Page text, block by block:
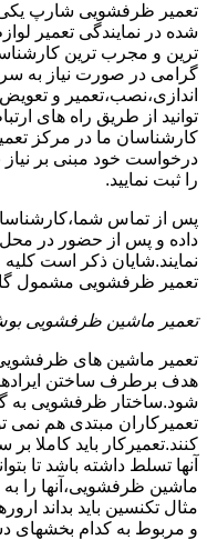
تعمیر ظرفشویی شارپ یکی
شده در نمایندگی تعمیر
ترین و مجرب ترین
گرامی در صورت نیاز به
اندازی،نصب،تعمیر و
توانید از طریق راه های
کارشناسان ما در مرکز
درخواست خود مبنی بر
را ثبت نمایید.
پس از تماس
داده و پس از حضور در
نمایند.شایان ذکر است
تعمیر ظرفشویی مشمول
تعمیر ماشین ظرفشویی
تعمیر ماشین های
هدف برطرف ساختن
شود.ساختار ظرفشویی به
تعمیرکاران مبتدی هم نمی
کنند.تعمیرکار باید کاملا
آنها تسلط داشته باشد تا
ماشین ظرفشویی،آنها را
مثال تکنسین باید بداند
و مربوط به کدام بخشهای